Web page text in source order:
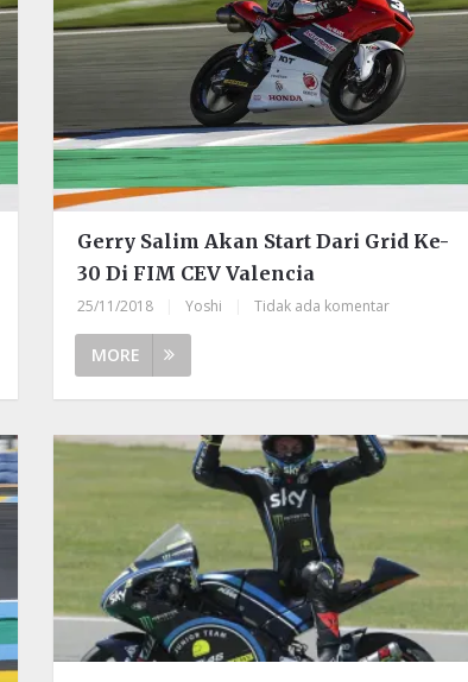
Gerry Salim Akan Start Dari Grid Ke-
30 Di FIM CEV Valencia
25/11/2018 Yoshi Tidak ada komentar
MORE